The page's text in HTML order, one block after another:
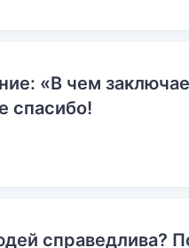
«В чем
спасибо!
справедлива?